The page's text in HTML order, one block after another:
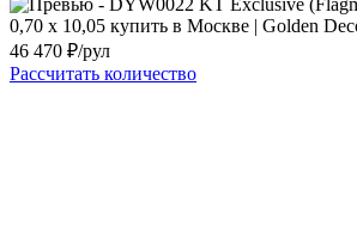
46 470 ₽/рул
Рассчитать количество